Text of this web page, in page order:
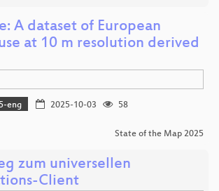
A dataset of European
at 10 m resolution derived
eng 2025-10-03
58
State of the Map 2025
zum universellen
Client